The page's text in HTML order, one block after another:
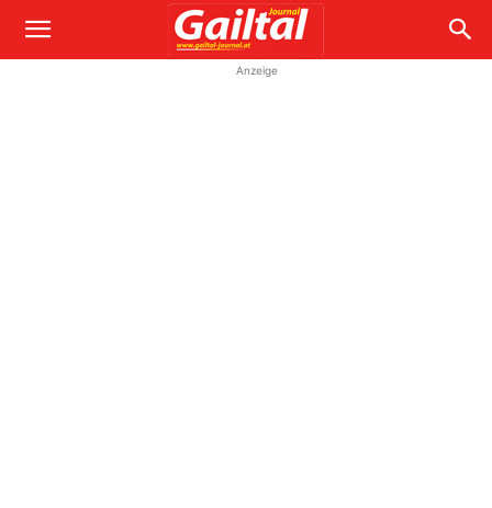
Anzeige